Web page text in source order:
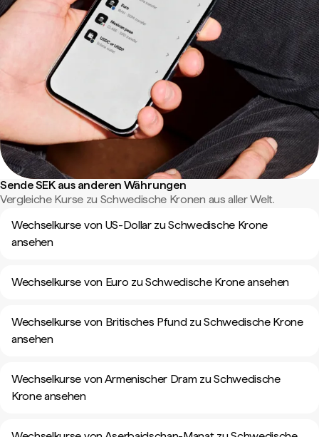
Sende SEK aus anderen Währungen
Vergleiche Kurse zu Schwedische Kronen aus aller Welt.
Wechselkurse von US-Dollar zu Schwedische Krone
ansehen
Wechselkurse von Euro zu Schwedische Krone ansehen
Wechselkurse von Britisches Pfund zu Schwedische Krone
ansehen
Wechselkurse von Armenischer Dram zu Schwedische
Krone ansehen